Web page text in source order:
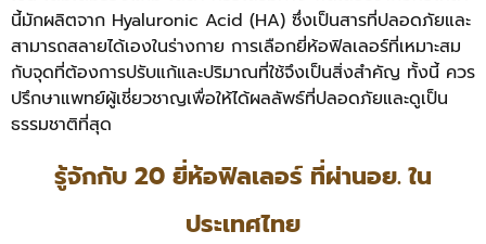
นี้มักผลิตจาก Hyaluronic Acid (HA) ซึ่งเป็นสารที่ปลอดภัยและ
สามารถสลายได้เองในร่างกาย การเลือกยี่ห้อฟิลเลอร์ที่เหมาะสม
กับจุดที่ต้องการปรับแก้และปริมาณที่ใช้จึงเป็นสิ่งสำคัญ ทั้งนี้ ควร
ปรึกษาแพทย์ผู้เชี่ยวชาญเพื่อให้ได้ผลลัพธ์ที่ปลอดภัยและดูเป็น
ธรรมชาติที่สุด
รู้จักกับ 20 ยี่ห้อฟิลเลอร์ ที่ผ่านอย. ใน
ประเทศไทย